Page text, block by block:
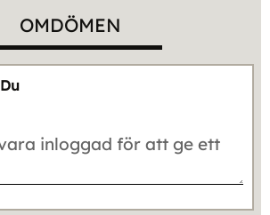
OMDÖMEN
Du